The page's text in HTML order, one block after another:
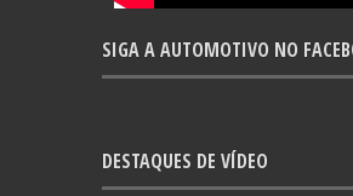
SIGA A AUTOMOTIVO NO
DESTAQUES DE VÍDEO